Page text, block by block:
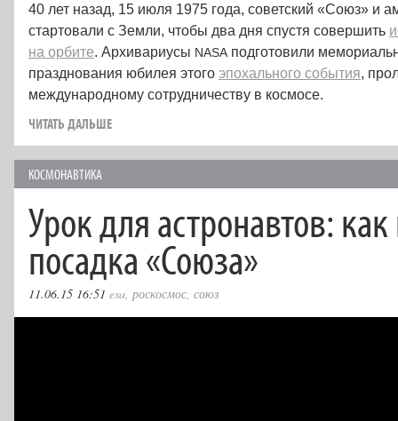
40 лет назад, 15 июля 1975 года, советский «Союз» и
стартовали с Земли, чтобы два дня спустя совершить
на орбите. Архивариусы NASA подготовили
празднования юбилея этого эпохального события,
международному сотрудничеству в космосе.
ЧИТАТЬ ДАЛЬШЕ
КОСМОНАВТИКА
Урок для астронавтов:
посадка «Союза»
11.06.15 16:51 esa, роскосмос, союз